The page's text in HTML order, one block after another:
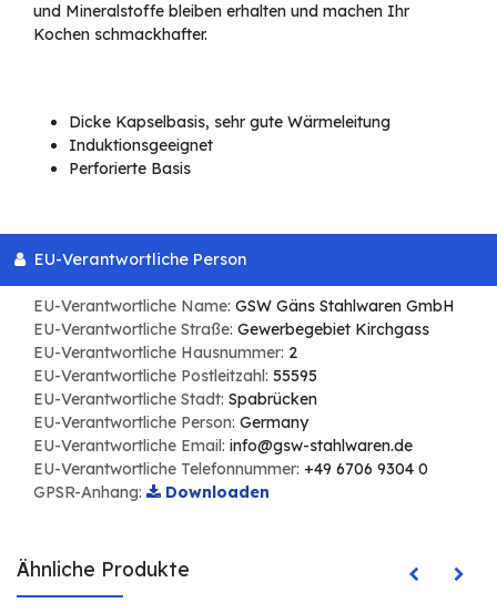
und Mineralstoffe bleiben erhalten und machen Ihr
Kochen schmackhafter.
Dicke Kapselbasis, sehr gute Wärmeleitung
Induktionsgeeignet
Perforierte Basis
EU-Verantwortliche Person
EU-Verantwortliche Name: GSW Gäns Stahlwaren GmbH
EU-Verantwortliche Straße: Gewerbegebiet Kirchgass
EU-Verantwortliche Hausnummer: 2
EU-Verantwortliche Postleitzahl: 55595
EU-Verantwortliche Stadt: Spabrücken
EU-Verantwortliche Person: Germany
EU-Verantwortliche Email: info@gsw-stahlwaren.de
EU-Verantwortliche Telefonnummer: +49 6706 9304 0
GPSR-Anhang:
Downloaden
Ähnliche Produkte